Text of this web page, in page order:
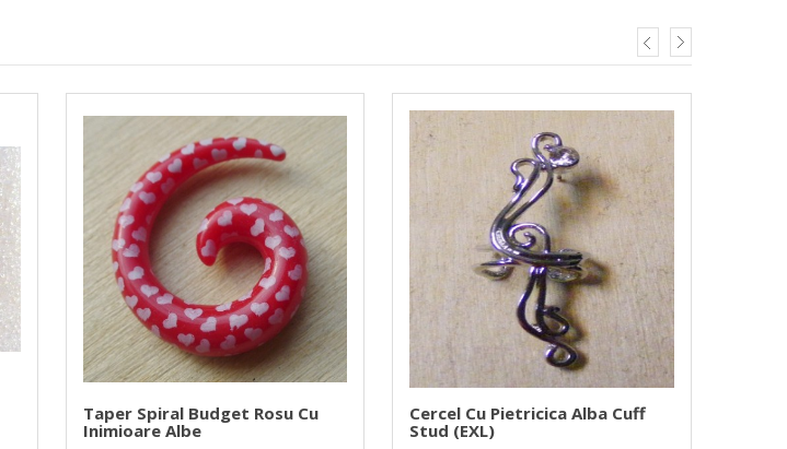
Taper Spiral Budget Rosu Cu
Inimioare Albe
Cercel Cu Pietricica Alba Cuff
Stud (EXL)